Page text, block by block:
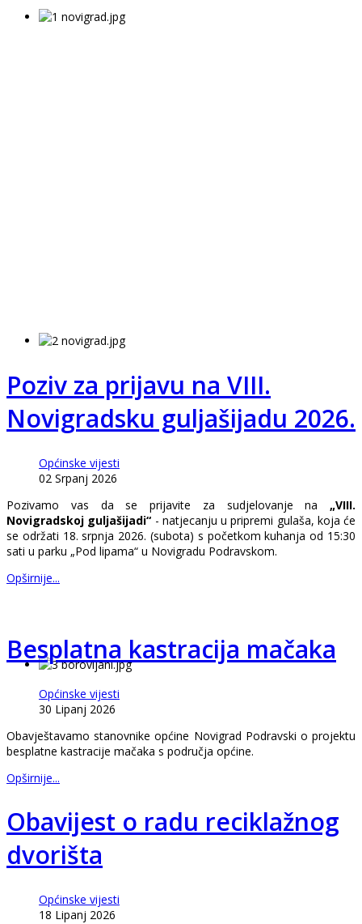
Poziv za prijavu na VIII.
Novigradsku guljašijadu 2026.
Općinske vijesti
02 Srpanj 2026
Pozivamo vas da se prijavite za sudjelovanje na „VIII.
Novigradskoj guljašijadi“ - natjecanju u pripremi gulaša, koja će
se održati 18. srpnja 2026. (subota) s početkom kuhanja od 15:30
sati u parku „Pod lipama“ u Novigradu Podravskom.
Opširnije...
Besplatna kastracija mačaka
Općinske vijesti
30 Lipanj 2026
Obavještavamo stanovnike općine Novigrad Podravski o projektu
besplatne kastracije mačaka s područja općine.
Opširnije...
Obavijest o radu reciklažnog
dvorišta
Općinske vijesti
18 Lipanj 2026